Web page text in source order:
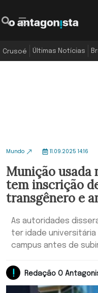
Crusoé Últimas Notícias
Mundo 11.09.2025 14:16
Munição usada
tem inscrição
transgênero e
As autoridades
ter idade
campus antes de
Redação O